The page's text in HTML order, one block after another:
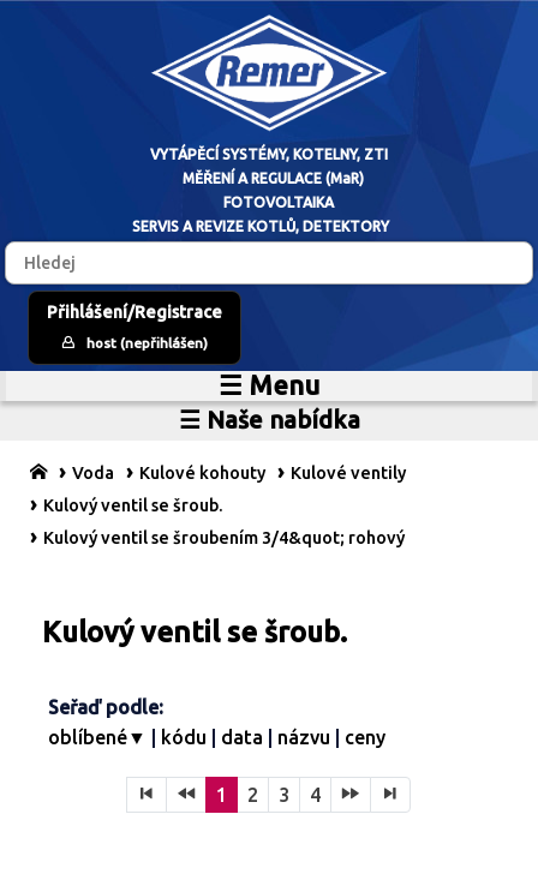
Přihlášení/Registrace
host (nepřihlášen)
☰ Menu
☰ Naše nabídka
Fotovoltaické systémy
Turbíny - redukce páry
Voda Kulové kohouty
Kulové ventily
Kulový ventil se šroub.
Kulový ventil se šroubením 3/4&quot; rohový
Kulový ventil se šroub.
Seřaď podle:
oblíbené▼
kódu data názvu ceny
1 2 3 4